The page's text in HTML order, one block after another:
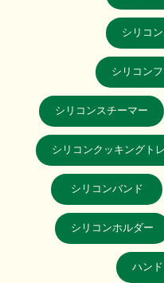
シリコ
シリコン
シリコンスチーマー
シリコンクッキングト
シリコンバンド
シリコンホルダー
ハン